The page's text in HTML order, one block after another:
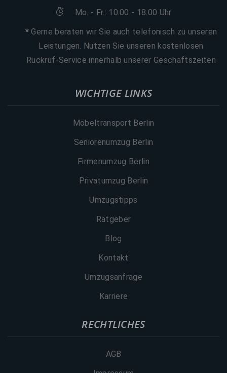
Mo. - Fr.: 10.00 - 18.00 Uhr
*Gerne beraten wir Sie auch telefonisch zu unseren
Leistungen. Nutzen Sie unseren kostenlosen
Rückruf-Service innerhalb unserer Geschäftszeiten
WICHTIGE LINKS
Möbeltransport Berlin
Seniorenumzug Berlin
Firmenumzug Berlin
Privatumzug Berlin
Umzugstipps
Ratgeber
Blog
Kontakt
Umzugsanfrage
Karriere
RECHTLICHES
AGB